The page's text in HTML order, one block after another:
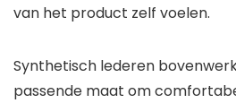
van het product zelf voelen.
Synthetisch lederen
passende maat om